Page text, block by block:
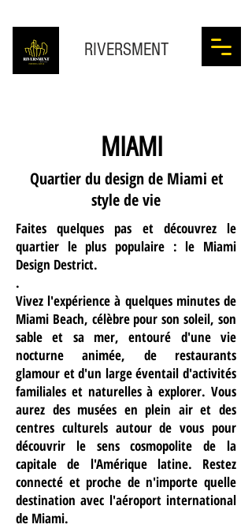
RIVERSMENT
MIAMI
Faites quelques pas et découvrez le
quartier le plus populaire : le Miami
Design Destrict.
.
Vivez l'expérience à quelques minutes de
Miami Beach, célèbre pour son soleil, son
sable et sa mer, entouré d'une vie
nocturne animée, de restaurants
glamour et d'un large éventail d'activités
familiales et naturelles à explorer. Vous
aurez des musées en plein air et des
centres culturels autour de vous pour
découvrir le sens cosmopolite de la
capitale de l'Amérique latine. Restez
connecté et proche de n'importe quelle
destination avec l'aéroport international
de Miami.
Quartier du design de Miami et
style de vie